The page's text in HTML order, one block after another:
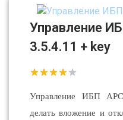
Управление
3.5.4.11 + key
Управление ИБП
делать вложение и